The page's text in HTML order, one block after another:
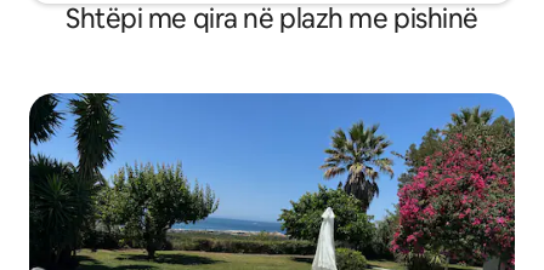
Shtëpi me qira në plazh me pishinë